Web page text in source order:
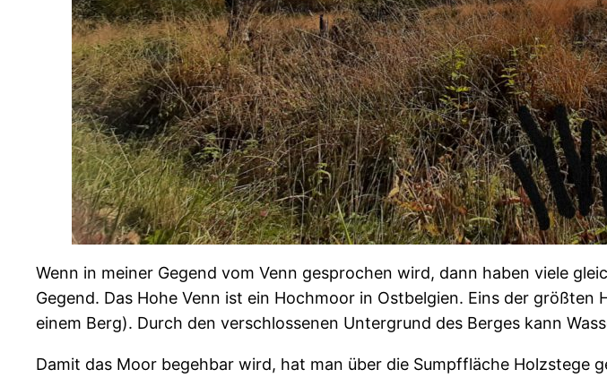
Wenn in meiner Gegend vom Venn gesprochen wird, dann haben viele
Gegend. Das Hohe Venn ist ein Hochmoor in Ostbelgien. Eins der
einem Berg). Durch den verschlossenen Untergrund des Berges kann
Damit das Moor begehbar wird, hat man über die Sumpffläche Holzstege